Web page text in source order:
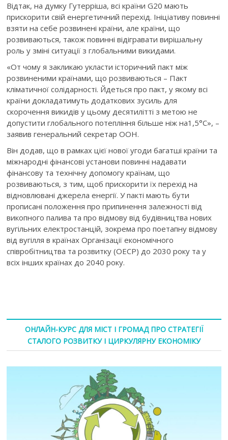
Відтак, на думку Гутерріша, всі країни G20 мають
прискорити свій енергетичний перехід. Ініціативу повинні
взяти на себе розвинені країни, але країни, що
розвиваються, також повинні відігравати вирішальну
роль у зміні ситуації з глобальними викидами.
«От чому я закликаю укласти історичний пакт між
розвиненими країнами, що розвиваються – Пакт
кліматичної солідарності. Йдеться про пакт, у якому всі
країни докладатимуть додаткових зусиль для
скорочення викидів у цьому десятилітті з метою не
допустити глобального потепління більше ніж на1,5°C», –
заявив генеральний секретар ООН.
Він додав, що в рамках цієї нової угоди багатші країни та
міжнародні фінансові установи повинні надавати
фінансову та технічну допомогу країнам, що
розвиваються, з тим, щоб прискорити їх перехід на
відновлювані джерела енергії. У пакті мають бути
прописані положення про припинення залежності від
викопного палива та про відмову від будівництва нових
вугільних електростанцій, зокрема про поетапну відмову
від вугілля в країнах Організації економічного
співробітництва та розвитку (ОЕСР) до 2030 року та у
всіх інших країнах до 2040 року.
ОНЛАЙН-КУРС ДЛЯ МІСТ І ГРОМАД ПРО СТРАТЕГІЇ
СТАЛОГО РОЗВИТКУ І ЦИРКУЛЯРНУ ЕКОНОМІКУ